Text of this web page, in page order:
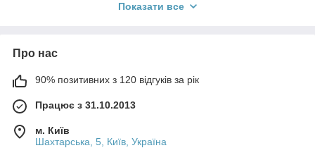
Лічильники Нік користуються неабиякою популярністю і
неповний перелік тих об'єктів, де вже використовуються лічильники
лічильники Нік.
Однофазні лічильники краще встановлювати в звичайних житлових
Показати все
Про нас
90% позитивних з 120 відгуків за рік
Працює з 31.10.2013
м. Київ
Шахтарська, 5, Київ, Україна